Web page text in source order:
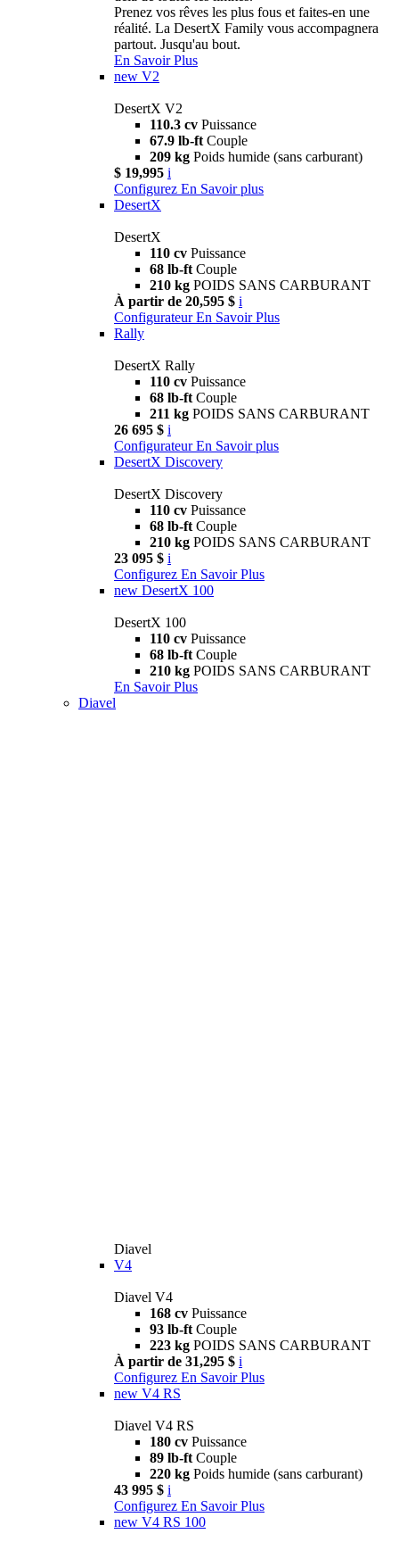
Prenez vos rêves les plus fous et faites-en une
réalité. La DesertX Family vous accompagnera
partout. Jusqu'au bout.
En Savoir Plus
new V2
DesertX V2
110.3 cv Puissance
67.9 lb-ft Couple
209 kg Poids humide (sans carburant)
$ 19,995 i
Configurez En Savoir plus
DesertX
DesertX
110 cv Puissance
68 lb-ft Couple
210 kg POIDS SANS CARBURANT
À partir de 20,595 $ i
Configurateur En Savoir Plus
Rally
DesertX Rally
110 cv Puissance
68 lb-ft Couple
211 kg POIDS SANS CARBURANT
26 695 $ i
Configurateur En Savoir plus
DesertX Discovery
DesertX Discovery
110 cv Puissance
68 lb-ft Couple
210 kg POIDS SANS CARBURANT
23 095 $ i
Configurez En Savoir Plus
new DesertX 100
DesertX 100
110 cv Puissance
68 lb-ft Couple
210 kg POIDS SANS CARBURANT
En Savoir Plus
Diavel
Diavel
V4
Diavel V4
168 cv Puissance
93 lb-ft Couple
223 kg POIDS SANS CARBURANT
À partir de 31,295 $ i
Configurez En Savoir Plus
new V4 RS
Diavel V4 RS
180 cv Puissance
89 lb-ft Couple
220 kg Poids humide (sans carburant)
43 995 $ i
Configurez En Savoir Plus
new V4 RS 100